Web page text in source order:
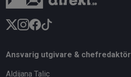
Ansvarig utgivare & chefredaktör
Aldijana Talic